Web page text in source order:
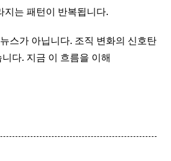
지는 패턴이 반복됩니다.
스가 아닙니다. 조직 변화의 신호탄
다. 지금 이 흐름을 이해